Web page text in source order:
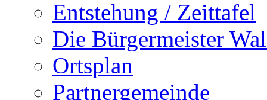
Entstehung / Zeittafel
Die Bürgermeister
Ortsplan
Partnergemeinde